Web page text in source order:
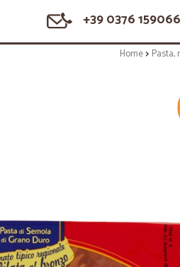
+39 0376
Home Pasta,